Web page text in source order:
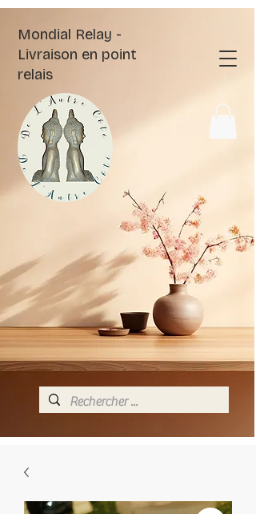
Mondial Relay -
Livraison en point
relais